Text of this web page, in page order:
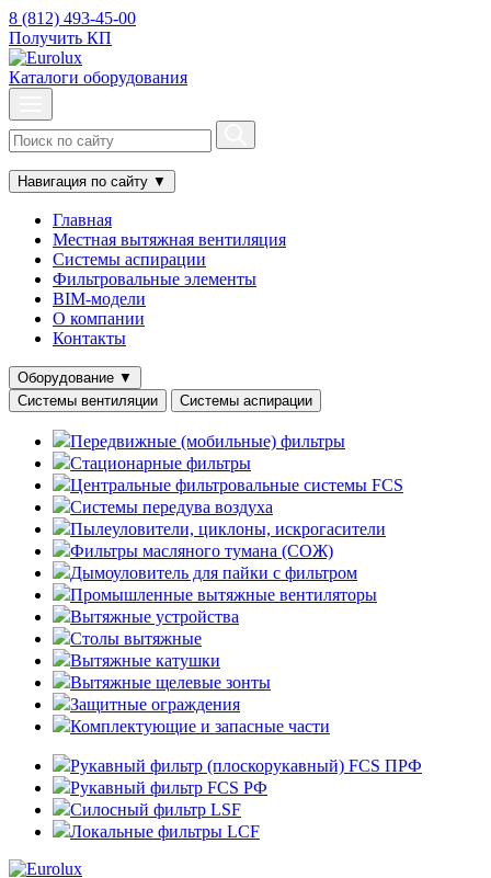
8 (812) 493-45-00
Получить КП
Каталоги оборудования
Навигация по сайту ▼
Главная
Местная вытяжная вентиляция
Системы аспирации
Фильтровальные элементы
BIM-модели
О компании
Контакты
Оборудование ▼
Системы вентиляции
Системы аспирации
Передвижные (мобильные) фильтры
Стационарные фильтры
Центральные фильтровальные системы FCS
Системы передува воздуха
Пылеуловители, циклоны, искрогасители
Фильтры масляного тумана (СОЖ)
Дымоуловитель для пайки с фильтром
Промышленные вытяжные вентиляторы
Вытяжные устройства
Столы вытяжные
Вытяжные катушки
Вытяжные щелевые зонты
Защитные ограждения
Комплектующие и запасные части
Рукавный фильтр (плоскорукавный) FCS ПРФ
Рукавный фильтр FCS РФ
Силосный фильтр LSF
Локальные фильтры LCF